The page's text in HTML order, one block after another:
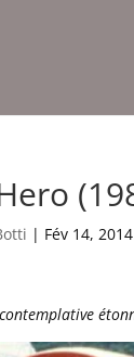
| Fév 14, 2014